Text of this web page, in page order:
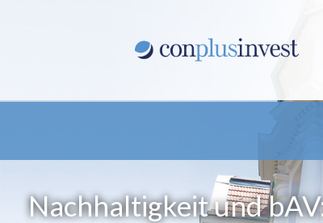
Nachhaltigkeit und